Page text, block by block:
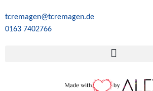
tcremagen@tcremagen.de
0163 7402766